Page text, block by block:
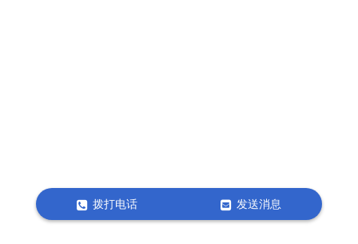
拨打电话 发送消息